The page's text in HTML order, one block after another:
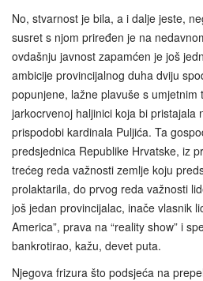
No, stvarnost je bila, a i dalje jeste,
susret s njom priređen je na
ovdašnju javnost zapamćen je još
ambicije provincijalnog duha dviju
popunjene, lažne plavuše s
jarkocrvenoj haljinici koja bi pristajala
prispodobi kardinala Puljića. Ta
predsjednica Republike Hrvatske, iz
trećeg reda važnosti zemlje koju
prolaktarila, do prvog reda važnosti
još jedan provincijalac, inače vlasnik
America”, prava na “reality show” i
bankrotirao, kažu, devet puta.
Njegova frizura što podsjeća na